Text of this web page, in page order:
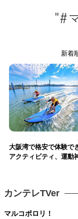
"#
新着
大阪湾で格安で体験で
アクティビティ、運動
カンテレTVer
マルコポロリ！